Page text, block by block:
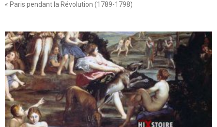
« Paris pendant la Révolution (1789-1798)